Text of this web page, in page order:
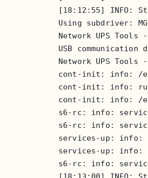
[18:12:55] INFO:
Using subdriver:
Network UPS
USB
Network UPS
cont-init: info: /
cont-init: info:
cont-init: info: /
s6-rc: info:
s6-rc: info:
services-up: info:
services-up: info:
s6-rc: info:
[18:13:00] INFO: